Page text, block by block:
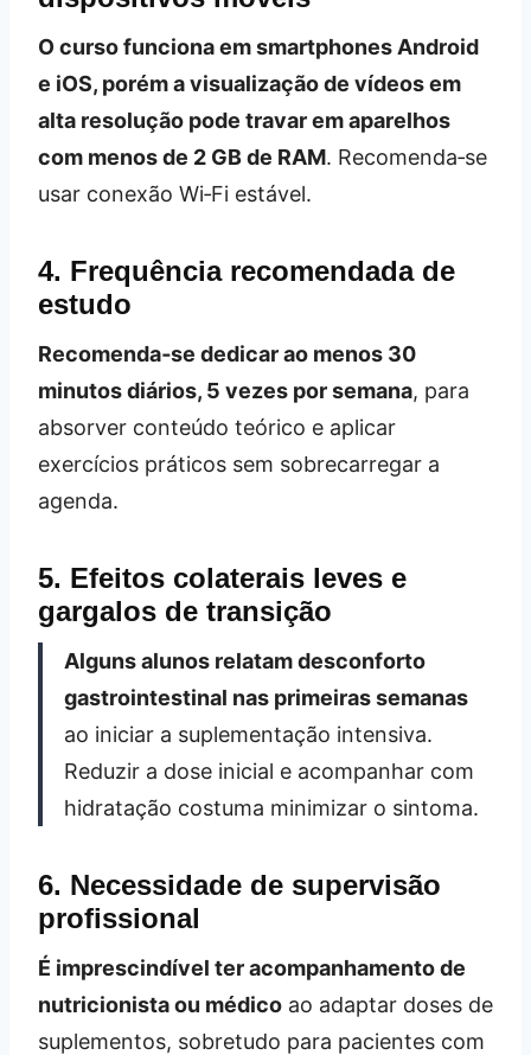
O curso funciona em smartphones Android
e iOS, porém a visualização de vídeos em
alta resolução pode travar em aparelhos
com menos de 2 GB de RAM. Recomenda‑se
usar conexão Wi‑Fi estável.
4. Frequência recomendada de
estudo
Recomenda‑se dedicar ao menos 30
minutos diários, 5 vezes por semana, para
absorver conteúdo teórico e aplicar
exercícios práticos sem sobrecarregar a
agenda.
5. Efeitos colaterais leves e
gargalos de transição
Alguns alunos relatam desconforto
gastrointestinal nas primeiras semanas
ao iniciar a suplementação intensiva.
Reduzir a dose inicial e acompanhar com
hidratação costuma minimizar o sintoma.
6. Necessidade de supervisão
profissional
É imprescindível ter acompanhamento de
nutricionista ou médico ao adaptar doses de
suplementos, sobretudo para pacientes com